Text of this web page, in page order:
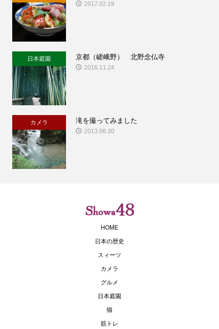
2017.02.19
日本庭園 京都（嵯峨野） 北野念仏寺
2016.11.24
カメラ 滝を撮ってみました
2013.06.30
HOME
日本の歴史
スィーツ
カメラ
グルメ
日本庭園
猫
筋トレ